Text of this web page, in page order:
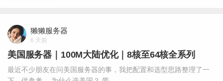
獭獭服务器
6 天前
美国服务器｜100M大陆优化｜8核至64核全系列
最近不少朋友在问美国服务器的事，我把配置和选型思路整理了一